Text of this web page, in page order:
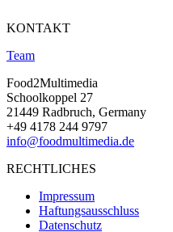
KONTAKT
Team
Food2Multimedia
Schoolkoppel 27
21449 Radbruch, Germany
+49 4178 244 9797
info@foodmultimedia.de
RECHTLICHES
Impressum
Haftungsausschluss
Datenschutz